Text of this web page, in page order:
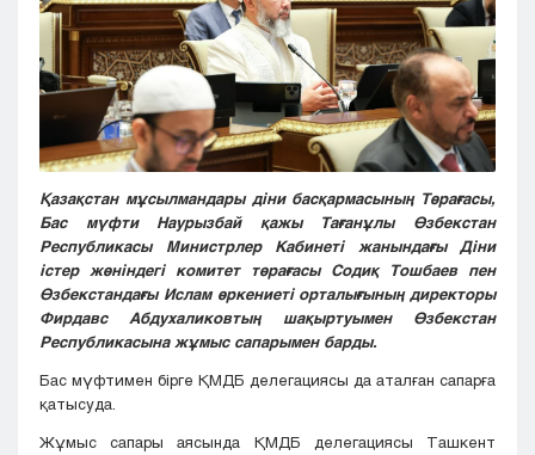
Уральск
Усть-Каменогорск
Шымкент
Қазақстан мұсылмандары діни басқармасының Төрағасы,
Бас мүфти Наурызбай қажы Тағанұлы Өзбекстан
Республикасы Министрлер Кабинеті жанындағы Діни
істер жөніндегі комитет төрағасы Содиқ Тошбаев пен
Өзбекстандағы Ислам өркениеті орталығының директоры
Фирдавс Абдухаликовтың шақыртуымен Өзбекстан
Республикасына жұмыс сапарымен барды.
Бас мүфтимен бірге ҚМДБ делегациясы да аталған сапарға
қатысуда.
Жұмыс сапары аясында ҚМДБ делегациясы Ташкент